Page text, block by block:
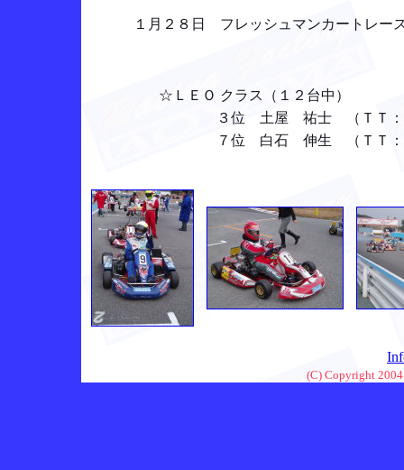
１月２８日 フレッシュマンカートレー
☆ＬＥＯ クラス（１２台中）
３位 土屋 祐士 （ＴＴ： ４位
７位 白石 伸生 （ＴＴ：１２位
(C) Copyright